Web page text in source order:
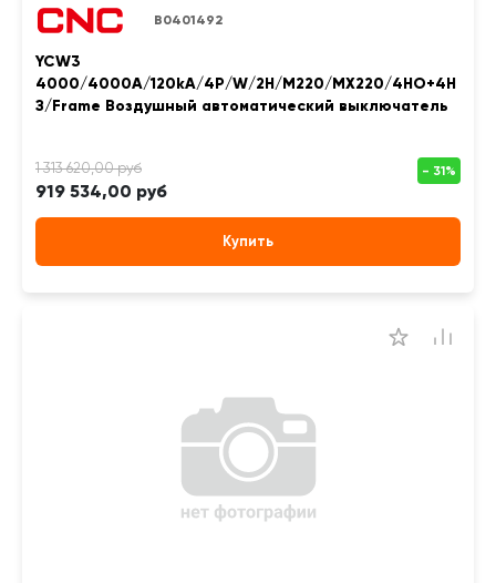
B0401492
YCW3
4000/4000A/120kA/4P/W/2H/M220/MX220/4НО+4Н
З/Frame Воздушный автоматический выключатель
919 534,00 руб
Купить